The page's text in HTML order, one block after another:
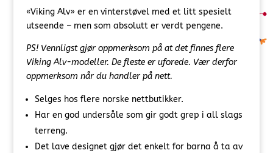
«Viking Alv» er en vinterstøvel med et litt spesielt
utseende – men som absolutt er verdt pengene.
PS! Vennligst gjør oppmerksom på at det finnes flere
Viking Alv-modeller. De fleste er uforede. Vær derfor
oppmerksom når du handler på nett.
Selges hos flere norske nettbutikker.
Har en god undersåle som gir godt grep i all slags
terreng.
Det lave designet gjør det enkelt for barna å ta av